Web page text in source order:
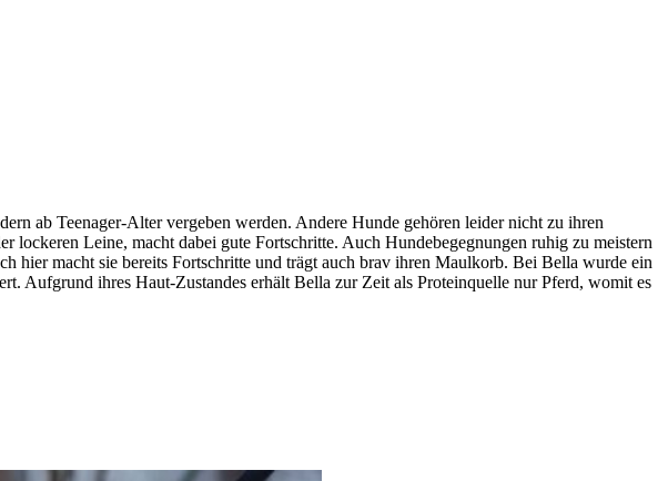
ab Teenager-Alter vergeben werden. Andere Hunde gehören leider nicht zu ihren
lockeren Leine, macht dabei gute Fortschritte. Auch Hundebegegnungen ruhig zu meistern
hier macht sie bereits Fortschritte und trägt auch brav ihren Maulkorb. Bei Bella wurde ein
Aufgrund ihres Haut-Zustandes erhält Bella zur Zeit als Proteinquelle nur Pferd, womit es